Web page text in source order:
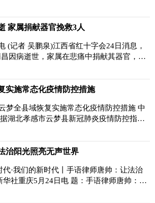
家属捐献器官挽救3人
(记者 吴鹏泉)江西省红十字会24日消息，
因病逝世，家属在悲痛中捐献其器官，挽
实施常态化疫情防控措施
梦全县域恢复实施常态化疫情防控措施 中
治阳光照亮无声世界
·我们的新时代丨手语律师唐帅：让法治
24日电 题：手语律师唐帅：让